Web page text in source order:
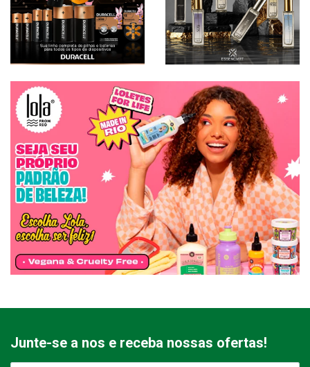
Junte-se a nos e receba nossas ofertas!